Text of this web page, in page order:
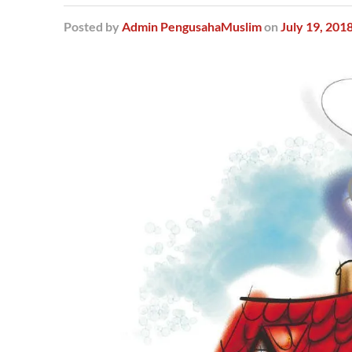
Posted by Admin PengusahaMuslimon July 19,